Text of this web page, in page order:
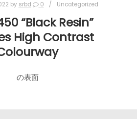
by srbd 0 Uncategorized
“Black Resin”
High Contrast
の表面